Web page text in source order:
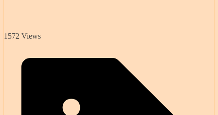
1572 Views